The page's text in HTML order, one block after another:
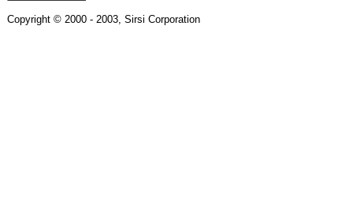
Copyright © 2000 - 2003, Sirsi Corporation